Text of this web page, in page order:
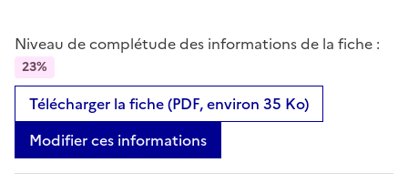
Niveau de complétude des informations de la fiche :
23%
Télécharger la fiche (PDF, environ 35 Ko)
Modifier ces informations